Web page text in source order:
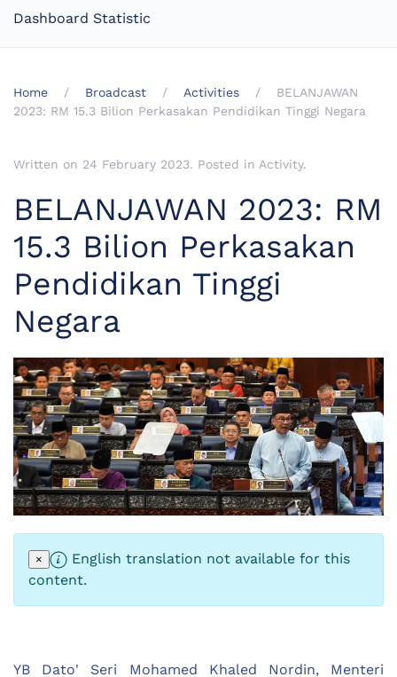
Dashboard Statistic
Home Broadcast Activities
BELANJAWAN
2023: RM 15.3 Bilion Perkasakan Pendidikan Tinggi Negara
Written on 24 February 2023. Posted in Activity.
BELANJAWAN 2023: RM
15.3 Bilion Perkasakan
Pendidikan Tinggi
Negara
×
English translation not available for this
content.
YB Dato' Seri Mohamed Khaled Nordin, Menteri